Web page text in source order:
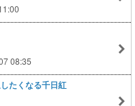
08:35
たくなる千日紅